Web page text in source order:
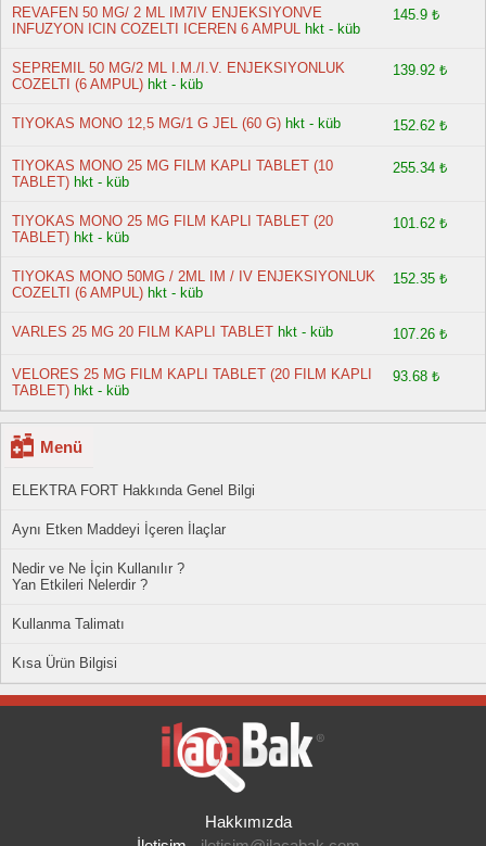
REVAFEN 50 MG/ 2 ML IM7IV ENJEKSIYONVE
INFUZYON ICIN COZELTI ICEREN 6 AMPUL hkt - küb
145.9 ₺
SEPREMIL 50 MG/2 ML I.M./I.V. ENJEKSIYONLUK
COZELTI (6 AMPUL) hkt - küb
139.92 ₺
TIYOKAS MONO 12,5 MG/1 G JEL (60 G) hkt - küb 152.62 ₺
TIYOKAS MONO 25 MG FILM KAPLI TABLET (10
TABLET) hkt - küb
255.34 ₺
TIYOKAS MONO 25 MG FILM KAPLI TABLET (20
TABLET) hkt - küb
101.62 ₺
TIYOKAS MONO 50MG / 2ML IM / IV ENJEKSIYONLUK
COZELTI (6 AMPUL) hkt - küb
152.35 ₺
VARLES 25 MG 20 FILM KAPLI TABLET hkt - küb 107.26 ₺
VELORES 25 MG FILM KAPLI TABLET (20 FILM KAPLI
TABLET) hkt - küb
93.68 ₺
Menü
ELEKTRA FORT Hakkında Genel Bilgi
Aynı Etken Maddeyi İçeren İlaçlar
Nedir ve Ne İçin Kullanılır ?
Yan Etkileri Nelerdir ?
Kullanma Talimatı
Kısa Ürün Bilgisi
Hakkımızda